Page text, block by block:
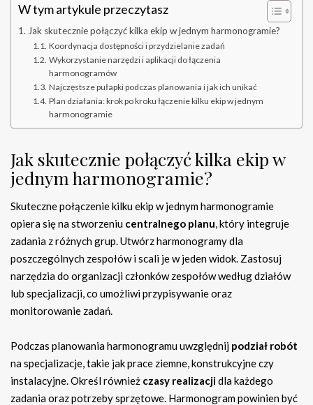
W tym artykule przeczytasz
Jak skutecznie połączyć kilka ekip w jednym harmonogramie?
Koordynacja dostępności i przydzielanie zadań
Wykorzystanie narzędzi i aplikacji do łączenia
harmonogramów
Najczęstsze pułapki podczas planowania i jak ich unikać
Plan działania: krok po kroku łączenie kilku ekip w jednym
harmonogramie
Jak skutecznie połączyć kilka ekip w
jednym harmonogramie?
Skuteczne połączenie kilku ekip w jednym harmonogramie
opiera się na stworzeniu centralnego planu , który integruje
zadania z różnych grup. Utwórz harmonogramy dla
poszczególnych zespołów i scali je w jeden widok. Zastosuj
narzędzia do organizacji członków zespołów według działów
lub specjalizacji, co umożliwi przypisywanie oraz
monitorowanie zadań.
Podczas planowania harmonogramu uwzględnij podział robót
na specjalizacje, takie jak prace ziemne, konstrukcyjne czy
instalacyjne. Określ również czasy realizacjidla każdego
zadania oraz potrzeby sprzętowe. Harmonogram powinien być